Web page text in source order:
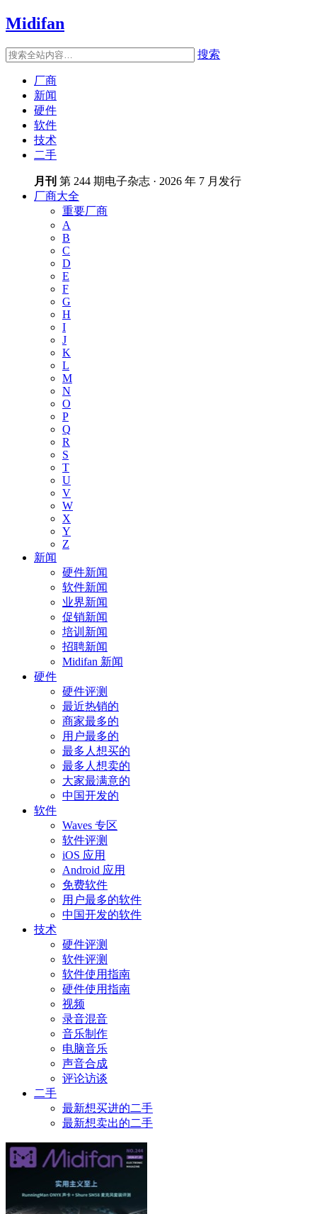
Midifan
搜索
厂商
新闻
硬件
软件
技术
二手
月刊 第 244 期电子杂志 · 2026 年 7 月发行
厂商大全
重要厂商
A
B
C
D
E
F
G
H
I
J
K
L
M
N
O
P
Q
R
S
T
U
V
W
X
Y
Z
新闻
硬件新闻
软件新闻
业界新闻
促销新闻
培训新闻
招聘新闻
Midifan 新闻
硬件
硬件评测
最近热销的
商家最多的
用户最多的
最多人想买的
最多人想卖的
大家最满意的
中国开发的
软件
Waves 专区
软件评测
iOS 应用
Android 应用
免费软件
用户最多的软件
中国开发的软件
技术
硬件评测
软件评测
软件使用指南
硬件使用指南
视频
录音混音
音乐制作
电脑音乐
声音合成
评论访谈
二手
最新想买进的二手
最新想卖出的二手